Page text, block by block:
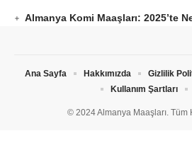
Almanya Komi Maaşları: 2025’te
© 2024 Almanya Maaşları. Tüm
Ana Sayfa Hakkımızda Gizlilik
Kullanım Şartları